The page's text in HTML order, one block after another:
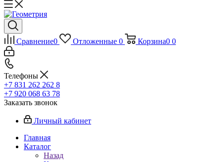
Сравнение0 Отложенные 0 Корзина0 0
Телефоны
+7 831 262 262 8
+7 920 068 63 78
Заказать звонок
Личный кабинет
Главная
Каталог
Назад